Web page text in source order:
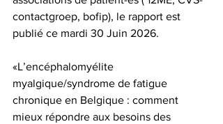
contactgroep, bofip), le rapport est
publié ce mardi 30 Juin 2026.
«L’encéphalomyélite
myalgique/syndrome de fatigue
chronique en Belgique : comment
mieux répondre aux besoins des